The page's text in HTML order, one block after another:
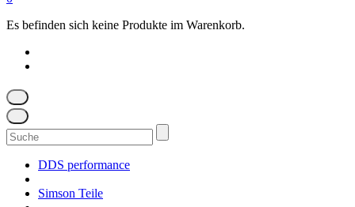
Es befinden sich keine Produkte im Warenkorb.
Suchen
nach:
DDS performance
Simson Teile